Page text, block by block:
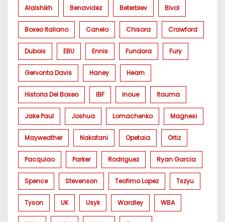
Alalshikh Benavidez Beterbiev Bivol
Boxeo Italiano Canelo Chisora Crawford
Dubois EBU Ennis Fundora Fury
Gervonta Davis Haney Hearn
Historia Del Boxeo IBF Inoue Itauma
Jake Paul Joshua Lomachenko Magnesi
Mayweather Nakatani Opetaia Ortiz
Pacquiao Parker Rodriguez Ryan Garcia
Spence Stevenson Teofimo Lopez Tszyu
Tyson UK Usyk Wardley WBA